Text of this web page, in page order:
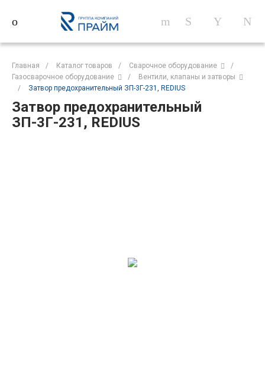
Главная / Каталог товаров / Сварочное оборудование
/
Газосварочное оборудование
/
Вентили, клапаны и затворы
/
Затвор предохранительный ЗП-3Г-231, REDIUS
Затвор предохранительный
ЗП-3Г-231, REDIUS